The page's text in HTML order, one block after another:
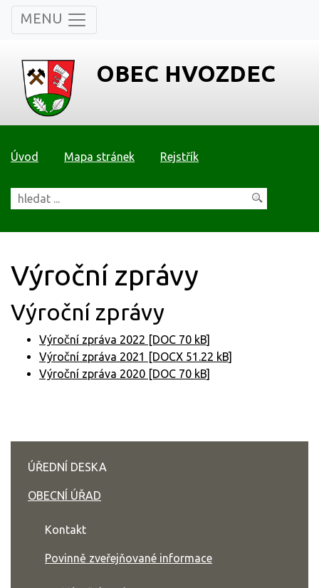
MENU
OBEC HVOZDEC
Úvod Mapa stránek Rejstřík
Výroční zprávy
Výroční zprávy
Výroční zpráva 2022 [DOC 70 kB]
Výroční zpráva 2021 [DOCX 51.22 kB]
Výroční zpráva 2020 [DOC 70 kB]
ÚŘEDNÍ DESKA
OBECNÍ ÚŘAD
Kontakt
Povinně zveřejňované informace